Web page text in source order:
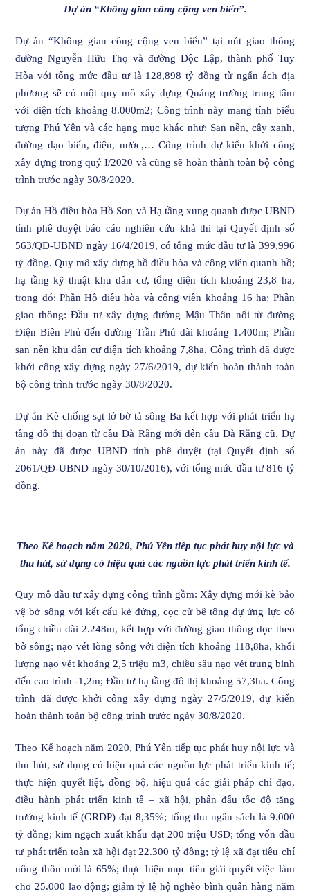
Dự án “Không gian công cộng ven biển”.
Dự án “Không gian công cộng ven biển” tại nút giao thông
đường Nguyễn Hữu Thọ và đường Độc Lập, thành phố Tuy
Hòa với tổng mức đầu tư là 128,898 tỷ đồng từ ngấn ách địa
phương sẽ có một quy mô xây dựng Quảng trường trung tâm
với diện tích khoảng 8.000m2; Công trình này mang tính biểu
tượng Phú Yên và các hạng mục khác như: San nền, cây xanh,
đường dạo biển, điện, nước,… Công trình dự kiến khởi công
xây dựng trong quý I/2020 và cũng sẽ hoàn thành toàn bộ công
trình trước ngày 30/8/2020.
Dự án Hồ điều hòa Hồ Sơn và Hạ tầng xung quanh được UBND
tỉnh phê duyệt báo cáo nghiên cứu khả thi tại Quyết định số
563/QĐ-UBND ngày 16/4/2019, có tổng mức đầu tư là 399,996
tỷ đồng. Quy mô xây dựng hồ điều hòa và công viên quanh hồ;
hạ tầng kỹ thuật khu dân cư, tổng diện tích khoảng 23,8 ha,
trong đó: Phần Hồ điều hòa và công viên khoảng 16 ha; Phần
giao thông: Đầu tư xây dựng đường Mậu Thân nối từ đường
Điện Biên Phủ đến đường Trần Phú dài khoảng 1.400m; Phần
san nền khu dân cư diện tích khoảng 7,8ha. Công trình đã được
khởi công xây dựng ngày 27/6/2019, dự kiến hoàn thành toàn
bộ công trình trước ngày 30/8/2020.
Dự án Kè chống sạt lở bờ tả sông Ba kết hợp với phát triển hạ
tầng đô thị đoạn từ cầu Đà Rằng mới đến cầu Đà Rằng cũ. Dự
án này đã được UBND tỉnh phê duyệt (tại Quyết định số
2061/QĐ-UBND ngày 30/10/2016), với tổng mức đầu tư 816 tỷ
đồng.
Theo Kế hoạch năm 2020, Phú Yên tiếp tục phát huy nội lực và
thu hút, sử dụng có hiệu quả các nguồn lực phát triển kinh tế.
Quy mô đầu tư xây dựng công trình gồm: Xây dựng mới kè bảo
vệ bờ sông với kết cấu kè đứng, cọc cừ bê tông dự ứng lực có
tổng chiều dài 2.248m, kết hợp với đường giao thông dọc theo
bờ sông; nạo vét lòng sông với diện tích khoảng 118,8ha, khối
lượng nạo vét khoảng 2,5 triệu m3, chiều sâu nạo vét trung bình
đến cao trình -1,2m; Đầu tư hạ tầng đô thị khoảng 57,3ha. Công
trình đã được khởi công xây dựng ngày 27/5/2019, dự kiến
hoàn thành toàn bộ công trình trước ngày 30/8/2020.
Theo Kế hoạch năm 2020, Phú Yên tiếp tục phát huy nội lực và
thu hút, sử dụng có hiệu quả các nguồn lực phát triển kinh tế;
thực hiện quyết liệt, đồng bộ, hiệu quả các giải pháp chỉ đạo,
điều hành phát triển kinh tế – xã hội, phấn đấu tốc độ tăng
trưởng kinh tế (GRDP) đạt 8,35%; tổng thu ngân sách là 9.000
tỷ đồng; kim ngạch xuất khẩu đạt 200 triệu USD; tổng vốn đầu
tư phát triển toàn xã hội đạt 22.300 tỷ đồng; tỷ lệ xã đạt tiêu chí
nông thôn mới là 65%; thực hiện mục tiêu giải quyết việc làm
cho 25.000 lao động; giảm tỷ lệ hộ nghèo bình quân hàng năm